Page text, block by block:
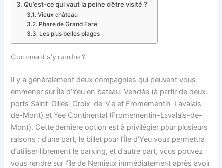
Qu’est-ce qui vaut la peine d’être visité ?
Vieux château
Phare de Grand Fare
Les plus belles plages
Comment s’y rendre ?
Il y a généralement deux compagnies qui peuvent vous
emmener sur Île d’Yeu en bateau. Vendée (à partir de deux
ports Saint-Gilles-Croix-de-Vie et Fromementin-Lavalais-
de-Mont) et Yee Continental (Fromementin-Lavalais-de-
Mont). Cette dernière option est à privilégier pour plusieurs
raisons : d’une part, le billet pour l’Île d’Yeu vous permettra
d’utiliser librement le parking, et d’autre part, vous pouvez
vous rendre sur l’île de Nemieux immédiatement après avoir